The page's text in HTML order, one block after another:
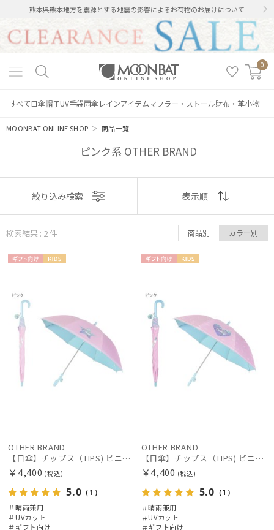
熊本県熊本地方を震源とする地震の影響によるお荷物のお届けについて
0
すべて日傘帽子UV手袋雨傘 レインアイテムマフラー・ストール財布・革小物
MOONBAT ONLINE SHOP ＞商品一覧
ピンク系 OTHER BRAND
絞り込み
レディース メンズ
ブランド
在庫表示
販売状況
表示
おすすめ
価格の高い
価格の低い
順
絞り込み検索 表示順
検索結果 : 2件 商品別 カラー別
OTHER BRAND
【日傘】チップス（TIPS) ビニール窓 星 オーロラ 長傘 【公式ムーンバット】 晴雨兼用 一級遮光 雨の日OK 遮蔽 遮熱 ゆめかわ キッズ 子供
￥4,400 (税込)
5.0 （1）
＃晴雨兼用
＃UVカット
＃ギフト向け
OTHER BRAND
【日傘】チップス（TIPS) ビニール窓 ハート オーロラ 長傘 【公式ムーンバット】 晴雨兼用 一級遮光 雨の日OK 遮蔽 遮熱 ゆめかわ キッズ 子供
￥4,400 (税込)
5.0 （1）
＃晴雨兼用
＃UVカット
＃ギフト向け